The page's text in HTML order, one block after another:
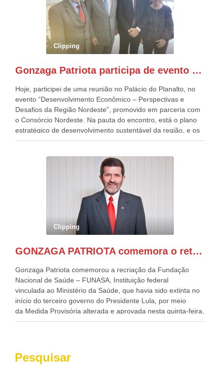
anualmente dos desfiles de Sete de Setembro, na
Esplanada dos Ministérios, em Brasília. Este ano, o governo
preparou espaços com cadeiras e coberturas, para 30.000
pessoas, só que o número de Patriotas Brasileiros
Independentes, dobrou na Esplanada. Eu, Lula e os
Patriota.
Clipping
Gonzaga Patriota participa de evento em prol do desenvolvimento do Nordeste
Hoje, participei de uma reunião no Palácio do Planalto, no
evento “Desenvolvimento Econômico – Perspectivas e
Desafios da Região Nordeste”, promovido em parceria com
o Consórcio Nordeste. Na pauta do encontro, está o plano
estratégico de desenvolvimento sustentável da região, e os
desafios para a elaboração de políticas públicas, que
evento contou com a presença do Vice-presidente Geraldo
Alckmin, que também ocupa o Ministério do
Desenvolvimento, Indústria, Comércio e Serviços, o ex
governador de Pernambuco, agora Presidente do Banco do
Nordeste, Paulo Câmara, o ex Deputado Federal, e
atualmente Superintendente da SUDENE, Danilo Cabral, da
Governadora de Pernambuco, Raquel Lyra, os ministros da
Casa Civil, Rui Costa, e da Integração e do Desenvolvimento
de todo Nordeste que também ajudam a fomentar o
Clipping
GONZAGA PATRIOTA comemora o retorno da FUNASA
Gonzaga Patriota comemorou a recriação da Fundação
Nacional de Saúde – FUNASA, Instituição federal
vinculada ao Ministério da Saúde, que havia sido extinta no
início do terceiro governo do Presidente Lula, por meio
da Medida Provisória alterada e aprovada nesta quinta-feira,
pelo Congresso Nacional. Gonzaga Patriota disse hoje em
desenvolvimento dos seus municípios e, somente o ano
passado, essa Fundação distribuiu mais de três bilhões de
Pesquisar